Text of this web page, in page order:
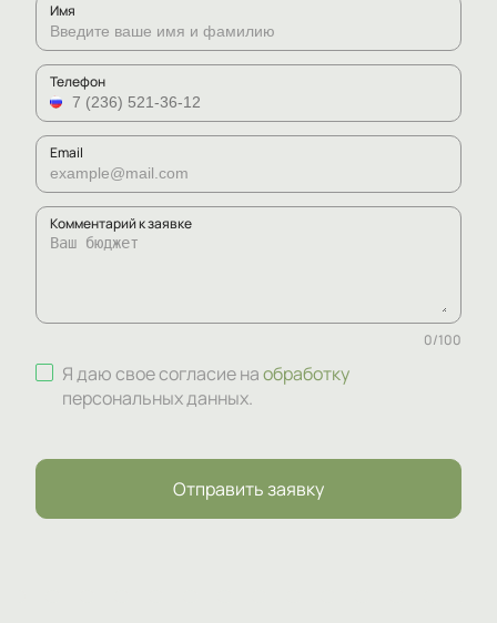
Имя
Телефон
Email
Комментарий к заявке
0/100
Я даю свое согласие наобработку
персональных данных.
Отправить заявку